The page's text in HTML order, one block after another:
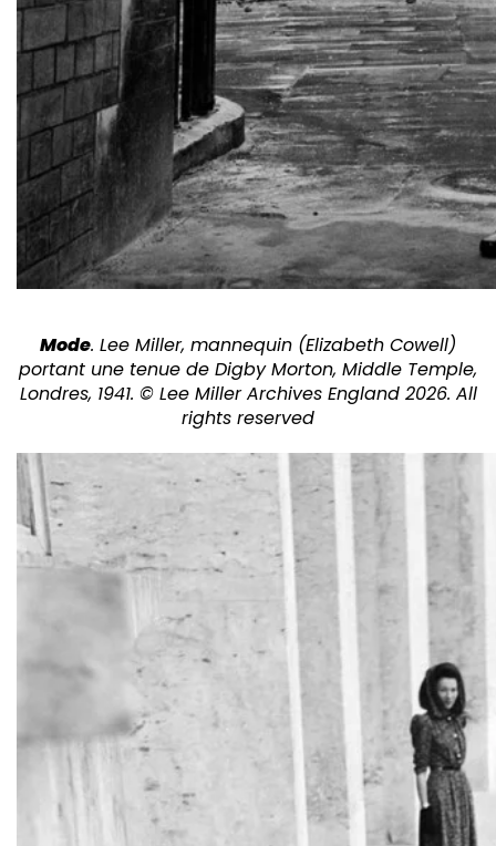
Mode. Lee Miller, mannequin (Elizabeth Cowell)
portant une tenue de Digby Morton, Middle Temple,
Londres, 1941. © Lee Miller Archives England 2026. All
rights reserved